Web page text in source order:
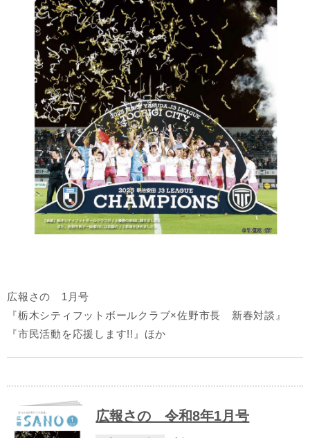
広報さの 1月号
『栃木シティフットボールクラブ×佐野市長 新春対談』
『市民活動を応援します!!』ほか
広報さの 令和8年1月号